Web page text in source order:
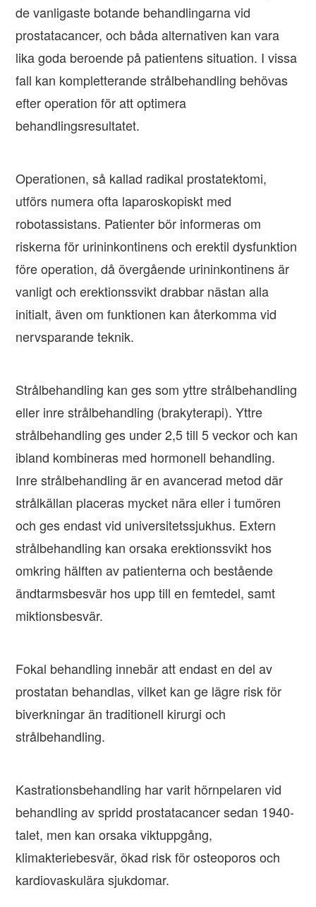
de vanligaste botande behandlingarna vid
prostatacancer, och båda alternativen kan vara
lika goda beroende på patientens situation. I vissa
fall kan kompletterande strålbehandling behövas
efter operation för att optimera
behandlingsresultatet.
Operationen, så kallad radikal prostatektomi,
utförs numera ofta laparoskopiskt med
robotassistans. Patienter bör informeras om
riskerna för urininkontinens och erektil dysfunktion
före operation, då övergående urininkontinens är
vanligt och erektionssvikt drabbar nästan alla
initialt, även om funktionen kan återkomma vid
nervsparande teknik.
Strålbehandling kan ges som yttre strålbehandling
eller inre strålbehandling (brakyterapi). Yttre
strålbehandling ges under 2,5 till 5 veckor och kan
ibland kombineras med hormonell behandling.
Inre strålbehandling är en avancerad metod där
strålkällan placeras mycket nära eller i tumören
och ges endast vid universitetssjukhus. Extern
strålbehandling kan orsaka erektionssvikt hos
omkring hälften av patienterna och bestående
ändtarmsbesvär hos upp till en femtedel, samt
miktionsbesvär.
Fokal behandling innebär att endast en del av
prostatan behandlas, vilket kan ge lägre risk för
biverkningar än traditionell kirurgi och
strålbehandling.
Kastrationsbehandling har varit hörnpelaren vid
behandling av spridd prostatacancer sedan 1940-
talet, men kan orsaka viktuppgång,
klimakteriebesvär, ökad risk för osteoporos och
kardiovaskulära sjukdomar.